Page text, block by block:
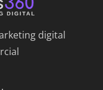
digital